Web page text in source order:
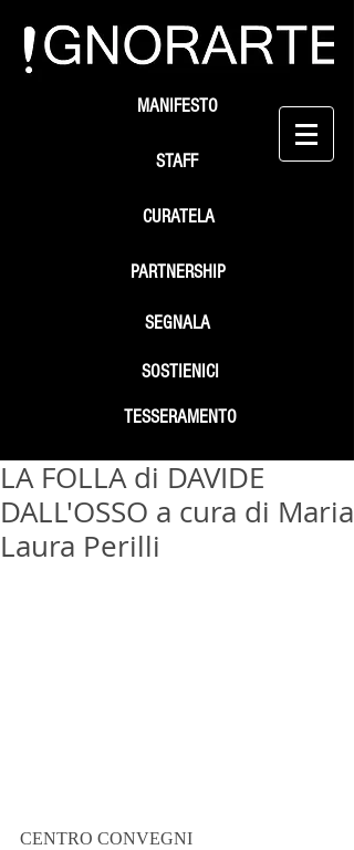
STAFF
SEGNALA
SOSTIENICI
MANIFESTO
PARTNERSHIP
TESSERAMENTO
CURATELA
LA FOLLA di DAVIDE
DALL'OSSO a cura di Maria
Laura Perilli
CENTRO CONVEGNI